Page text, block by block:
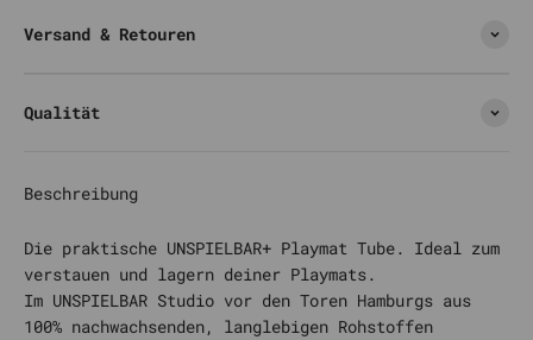
Versand & Retouren
Qualität
Beschreibung
Die praktische UNSPIELBAR+ Playmat Tube. Ideal zum
verstauen und lagern deiner Playmats.
Im UNSPIELBAR Studio vor den Toren Hamburgs aus
100% nachwachsenden, langlebigen Rohstoffen